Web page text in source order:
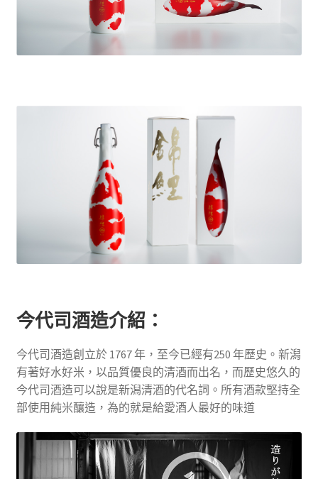
今代司酒造介紹：
今代司酒造創立於 1767 年，至今已經有250 年歷史。新潟
有著好水好米，以品質優良的清酒而出名，而歷史悠久的
今代司酒造可以說是新潟清酒的代名詞。所有酒款堅持全
部使用純米釀造，為的就是給愛酒人最好的味道